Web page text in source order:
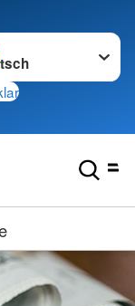
wechseln zu